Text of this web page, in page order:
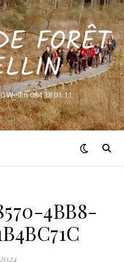
FORÊT
Wellin 084 38 01 11
4BB8-